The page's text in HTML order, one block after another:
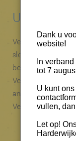
Dank u
website!
In
tot 7
U kunt
vullen,
Let op!
Uw auto
Vertrouwd, dat
sleutelwoord in
bestaan!
Vertrouwd hoe
andere auto.
Vertrouwd in